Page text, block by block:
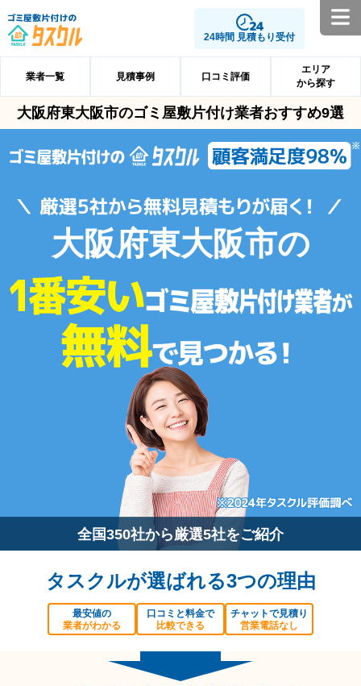
24時間 見積もり受付
業者一覧 見積事例 口コミ評価
エリア
から探す
大阪府東大阪市のゴミ屋敷片付け業者おすすめ9選
大阪府東大阪市の
全国350社から厳選5社をご紹介
タスクルが選ばれる3つの理由
最安値の
業者がわかる
口コミと料金で
比較できる
チャットで見積り
営業電話なし